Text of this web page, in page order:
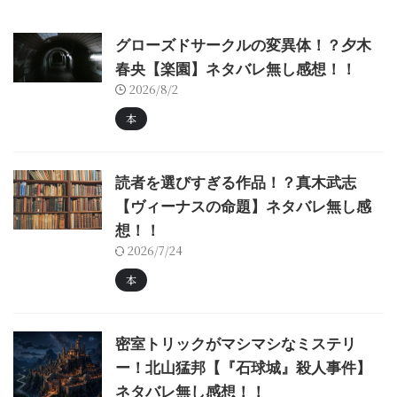
グローズドサークルの変異体！？夕木
春央【楽園】ネタバレ無し感想！！
2026/8/2
本
読者を選びすぎる作品！？真木武志
【ヴィーナスの命題】ネタバレ無し感
想！！
2026/7/24
本
密室トリックがマシマシなミステリ
ー！北山猛邦【『石球城』殺人事件】
ネタバレ無し感想！！